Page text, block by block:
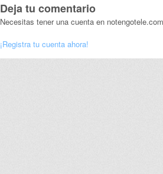
Deja tu comentario
Necesitas tener una cuenta en
¡Registra tu cuenta ahora!